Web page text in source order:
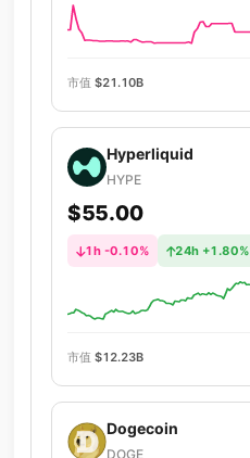
市值 $21.10B
Hyperliquid
HYPE
$55.00
1h -0.10% 24h +1.80%
市值 $12.23B
Dogecoin
DOGE